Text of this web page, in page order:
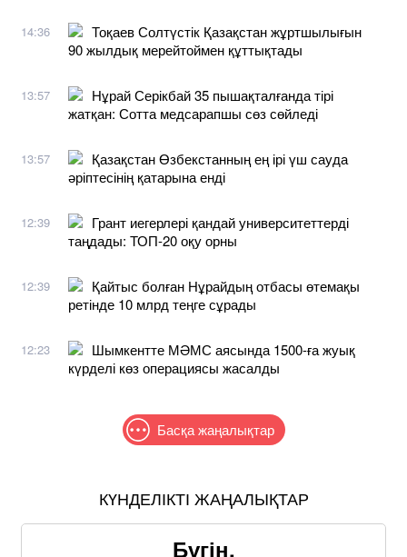
14:36
Тоқаев Солтүстік Қазақстан жұртшылығын
90 жылдық мерейтоймен құттықтады
13:57
Нұрай Серікбай 35 пышақталғанда тірі
жатқан: Сотта медсарапшы сөз сөйледі
13:57
Қазақстан Өзбекстанның ең ірі үш сауда
әріптесінің қатарына енді
12:39
Грант иегерлері қандай университеттерді
таңдады: ТОП-20 оқу орны
12:39
Қайтыс болған Нұрайдың отбасы өтемақы
ретінде 10 млрд теңге сұрады
12:23
Шымкентте МӘМС аясында 1500-ға жуық
күрделі көз операциясы жасалды
Басқа жаңалықтар
КҮНДЕЛІКТІ ЖАҢАЛЫҚТАР
Бүгін,